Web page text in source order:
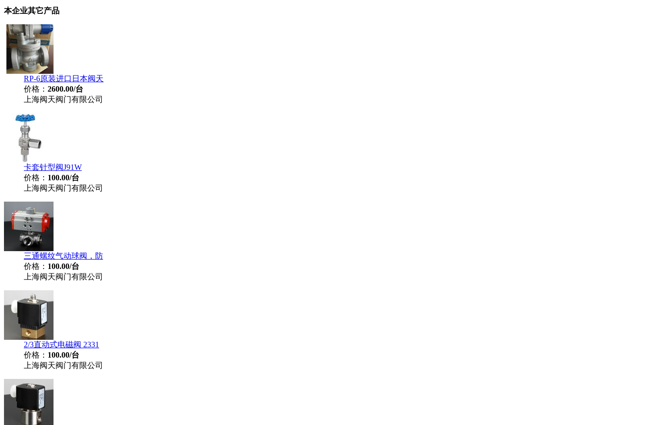
本企业其它产品
RP-6原装进口日本阀天
价格： 2600.00/台
上海阀天阀门有限公司
卡套针型阀J91W
价格： 100.00/台
上海阀天阀门有限公司
三通螺纹气动球阀，防
价格： 100.00/台
上海阀天阀门有限公司
2/3直动式电磁阀 2331
价格： 100.00/台
上海阀天阀门有限公司